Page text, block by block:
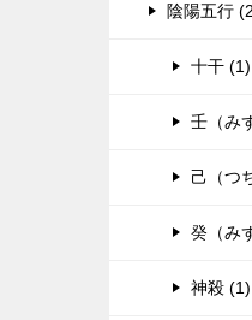
陰陽五行
十干 (1)
壬（み
己（つ
癸（み
神殺 (1)